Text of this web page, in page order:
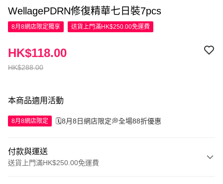
WellagePDRN修復精華七日裝7pcs
8月8網店限定獨享 送貨上門滿HK$250.00免運費
HK$288.00
HK$118.00
本商品適用活動
8月8網店限定 🗓️8月8日網店限定💭全場88折優惠
付款與運送
送貨上門滿HK$250.00免運費